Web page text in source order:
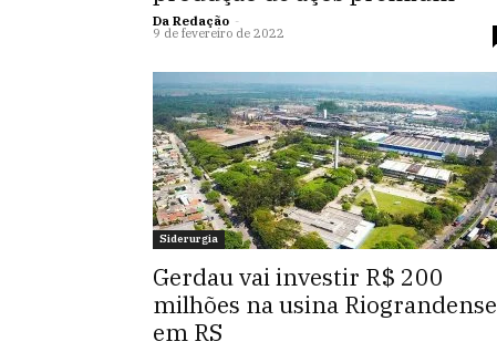
Da Redação -
9 de fevereiro de 2022
Siderurgia
Gerdau vai investir R$ 200
milhões na usina Riograndense
em RS